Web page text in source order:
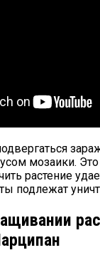
мозаики.
растение
подлежат